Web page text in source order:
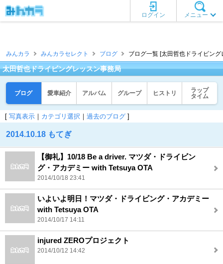
メニュー
ログイン
みんカラ みんカラセレクト ブログ ブログ一覧 [太田哲也ドライビン
太田哲也ドライビングレッスン事務局
ブログ 愛車紹介 アルバム グループ ヒストリ
ラップ
タイム
[ 写真表示 ｜ カテゴリ選択 ｜ 過去のブログ ]
2014.10.18 もてぎ
【御礼】10/18 Be a driver. マツダ・ドライビン
グ・アカデミー with Tetsuya OTA
2014/10/18 23:41
いよいよ明日！マツダ・ドライビング・アカデミー
with Tetsuya OTA
2014/10/17 14:11
injured ZEROプロジェクト
2014/10/12 14:42